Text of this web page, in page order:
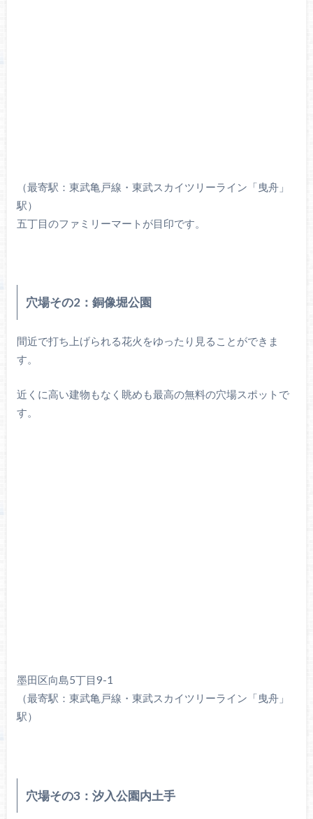
（最寄駅：東武亀戸線・東武スカイツリーライン「曳舟」
駅）
五丁目のファミリーマートが目印です。
穴場その2：銅像堀公園
間近で打ち上げられる花火をゆったり見ることができま
す。
近くに高い建物もなく眺めも最高の無料の穴場スポットで
す。
墨田区向島5丁目9-1
（最寄駅：東武亀戸線・東武スカイツリーライン「曳舟」
駅）
穴場その3：汐入公園内土手